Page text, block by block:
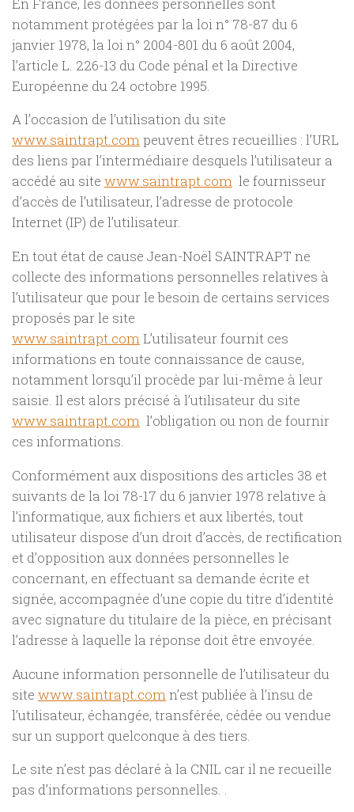
notamment protégées par la loi n° 78-87 du 6
janvier 1978, la loi n° 2004-801 du 6 août 2004,
l’article L. 226-13 du Code pénal et la Directive
Européenne du 24 octobre 1995.
A l’occasion de l’utilisation du site
www.saintrapt.compeuvent êtres recueillies : l’URL
des liens par l’intermédiaire desquels l’utilisateur a
accédé au site www.saintrapt.com le fournisseur
d’accès de l’utilisateur, l’adresse de protocole
Internet (IP) de l’utilisateur.
En tout état de cause Jean-Noël SAINTRAPT ne
collecte des informations personnelles relatives à
l’utilisateur que pour le besoin de certains services
proposés par le site
www.saintrapt.comL’utilisateur fournit ces
informations en toute connaissance de cause,
notamment lorsqu’il procède par lui-même à leur
saisie. Il est alors précisé à l’utilisateur du site
www.saintrapt.com l’obligation ou non de fournir
ces informations.
Conformément aux dispositions des articles 38 et
suivants de la loi 78-17 du 6 janvier 1978 relative à
l’informatique, aux fichiers et aux libertés, tout
utilisateur dispose d’un droit d’accès, de rectification
et d’opposition aux données personnelles le
concernant, en effectuant sa demande écrite et
signée, accompagnée d’une copie du titre d’identité
avec signature du titulaire de la pièce, en précisant
l’adresse à laquelle la réponse doit être envoyée.
Aucune information personnelle de l’utilisateur du
site www.saintrapt.com n’est publiée à l’insu de
l’utilisateur, échangée, transférée, cédée ou vendue
sur un support quelconque à des tiers.
Le site n’est pas déclaré à la CNIL car il ne recueille
pas d’informations personnelles. .